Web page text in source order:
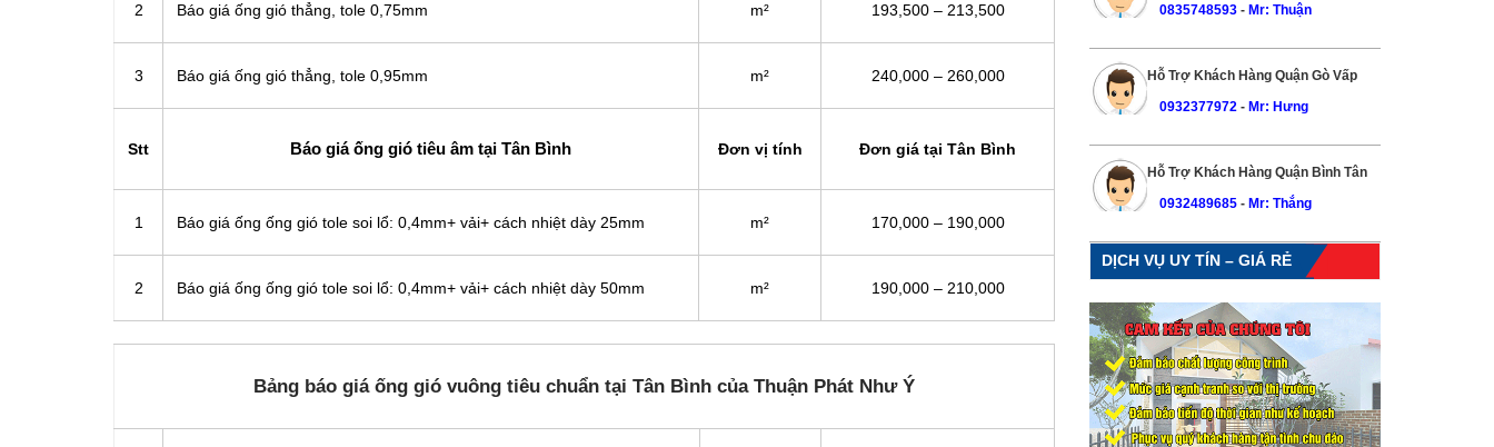
2 Báo giá ống gió thẳng, tole 0,75mm m² 193,500 – 213,500
3 Báo giá ống gió thẳng, tole 0,95mm m² 240,000 – 260,000
Stt Báo giá ống gió tiêu âm tại Tân Bình Đơn vị tính Đơn giá tại Tân Bình
1 Báo giá ống ống gió tole soi lổ: 0,4mm+ vải+ cách nhiệt dày 25mm m² 170,000 – 190,000
2 Báo giá ống ống gió tole soi lổ: 0,4mm+ vải+ cách nhiệt dày 50mm m² 190,000 – 210,000
Bảng báo giá ống gió vuông tiêu chuẩn tại Tân Bình của Thuận Phát Như Ý
0835748593 - Mr: Thuận
Hỗ Trợ Khách Hàng Quận Gò Vấp
0932377972 - Mr: Hưng
Hỗ Trợ Khách Hàng Quận Bình Tân
0932489685 - Mr: Thắng
DỊCH VỤ UY TÍN – GIÁ RẺ